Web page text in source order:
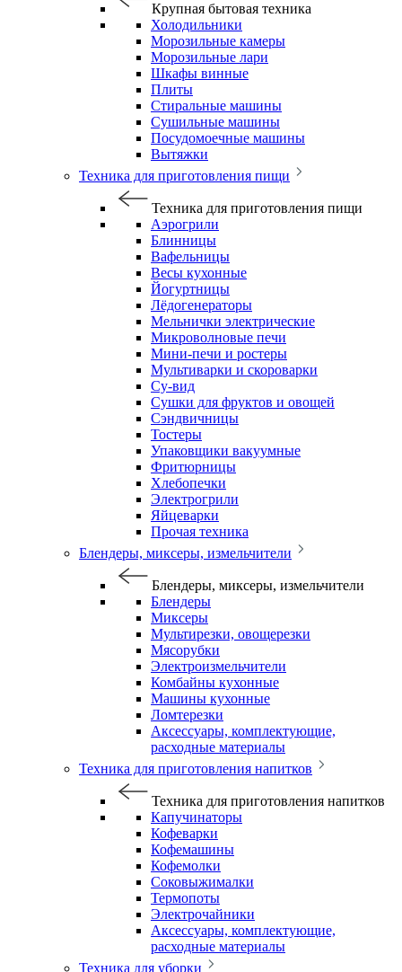
Крупная бытовая техника
Холодильники
Морозильные камеры
Морозильные лари
Шкафы винные
Плиты
Стиральные машины
Сушильные машины
Посудомоечные машины
Вытяжки
Техника для приготовления пищи
Техника для приготовления пищи
Аэрогрили
Блинницы
Вафельницы
Весы кухонные
Йогуртницы
Лёдогенераторы
Мельнички электрические
Микроволновые печи
Мини-печи и ростеры
Мультиварки и скороварки
Су-вид
Сушки для фруктов и овощей
Сэндвичницы
Тостеры
Упаковщики вакуумные
Фритюрницы
Хлебопечки
Электрогрили
Яйцеварки
Прочая техника
Блендеры, миксеры, измельчители
Блендеры, миксеры, измельчители
Блендеры
Миксеры
Мультирезки, овощерезки
Мясорубки
Электроизмельчители
Комбайны кухонные
Машины кухонные
Ломтерезки
Аксессуары, комплектующие,
расходные материалы
Техника для приготовления напитков
Техника для приготовления напитков
Капучинаторы
Кофеварки
Кофемашины
Кофемолки
Соковыжималки
Термопоты
Электрочайники
Аксессуары, комплектующие,
расходные материалы
Техника для уборки